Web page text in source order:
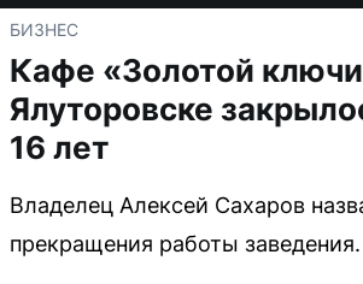
БИЗНЕС
Кафе «Золотой
Ялуторовске
16 лет
Владелец Алексей Сахаров
прекращения работы заведения.